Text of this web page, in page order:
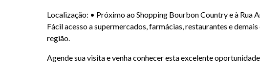
Localização: • Próximo ao Shopping Bourbon Country e à Rua
Fácil acesso a supermercados, farmácias, restaurantes e
região.
Agende sua visita e venha conhecer esta excelente